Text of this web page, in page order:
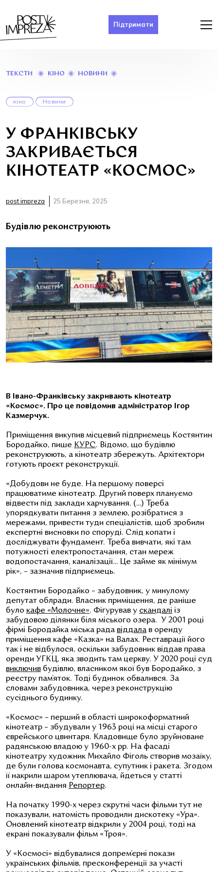
Підтримати
ТЕКСТИ КІНО НОВИНИ
кіно Новини
У ФРАНКІВСЬКУ
ЗАКРИВАЄТЬСЯ
КІНОТЕАТР «КОСМОС»
post impreza 25 Березня, 2025
Будівлю реконструюють
В Івано-Франківську закривають кінотеатр
«Космос». Про це повідомив адміністратор Ігор
Казмерчук.
Приміщення викупив місцевий підприємець Костянтин
Бородайко, пише КУРС. Відомо, що будівлю
реконструюють, а кінотеатр збережуть. Архітектори
готують проєкт реконструкції.
«Добудови не буде. На першому поверсі
працюватиме кінотеатр. Другий поверх плануємо
відвести під заклади харчування. (…) Треба
упорядкувати питання з землею, розібратися з
мережами, привести туди спеціалістів, щоб зробили
експертні висновки по споруді. Слід копати і
досліджувати фундамент. Треба вивчати, які там
потужності електропостачання, стан мереж
водопостачання, каналізації… Це займе як мінімум
рік», – зазначив підприємець.
Костянтин Бородайко – забудовник, у минулому
депутат облради. Власник приміщення, де раніше
було кафе «Молочне». Фігурував у скандалі із
забудовою ділянки біля міського озера. У 2001 році
фірмі Бородайка міська рада віддала в оренду
приміщення кафе «Казка» на Валах. Реставрації його
так і не відбулося, оскільки забудовник віддав права
оренди УГКЦ, яка зводить там церкву. У 2020 році суд
виключив будівлю, власником якої був Бородайко, з
реєстру пам’яток. Тоді будинок обвалився. За
словами забудовника, через реконструкцію
сусіднього будинку.
«Космос» – перший в області широкоформатний
кінотеатр – збудували у 1963 році на місці старого
єврейського цвинтаря. Кладовище було зруйноване
радянською владою у 1960-х рр. На фасаді
кінотеатру художник Михайло Фіголь створив мозаїку,
де були голова космонавта, супутник і ракета. Згодом
її накрили шаром утеплювача, йдеться у статті
онлайн-видання Репортер.
На початку 1990-х через скрутні часи фільми тут не
показували, натомість проводили дискотеку «Ура».
Оновлений кінотеатр відкрили у 2004 році, тоді на
екрані показували фільм «Троя».
У «Космосі» відбувалися допрем’єрні покази
українських фільмів, пресконференції за участі